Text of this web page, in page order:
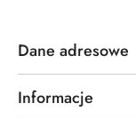
Dane adresowe
Informacje